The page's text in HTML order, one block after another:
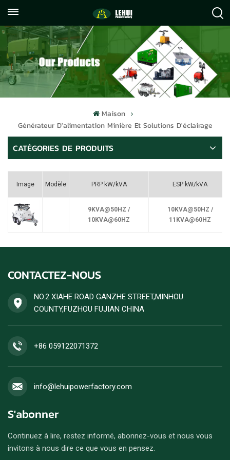
059122071372
info@lehuipowerfactory.com
Maison
Générateur D'alimentation Minière Et Solutions D'éclairage
CATÉGORIES DE PRODUITS
Image Modèle PRP kW/kVA ESP kW/kVA
9KVA@50HZ /
10KVA@60HZ
10KVA@50HZ /
11KVA@60HZ
CONTACTEZ-NOUS
NO.2 XIAHE ROAD GANZHE STREET,MINHOU
COUNTY,FUZHOU FUJIAN CHINA
+86 059122071372
info@lehuipowerfactory.com
S'abonner
Continuez à lire, restez informé, abonnez-vous et nous vous
invitons à nous dire ce que vous en pensez.